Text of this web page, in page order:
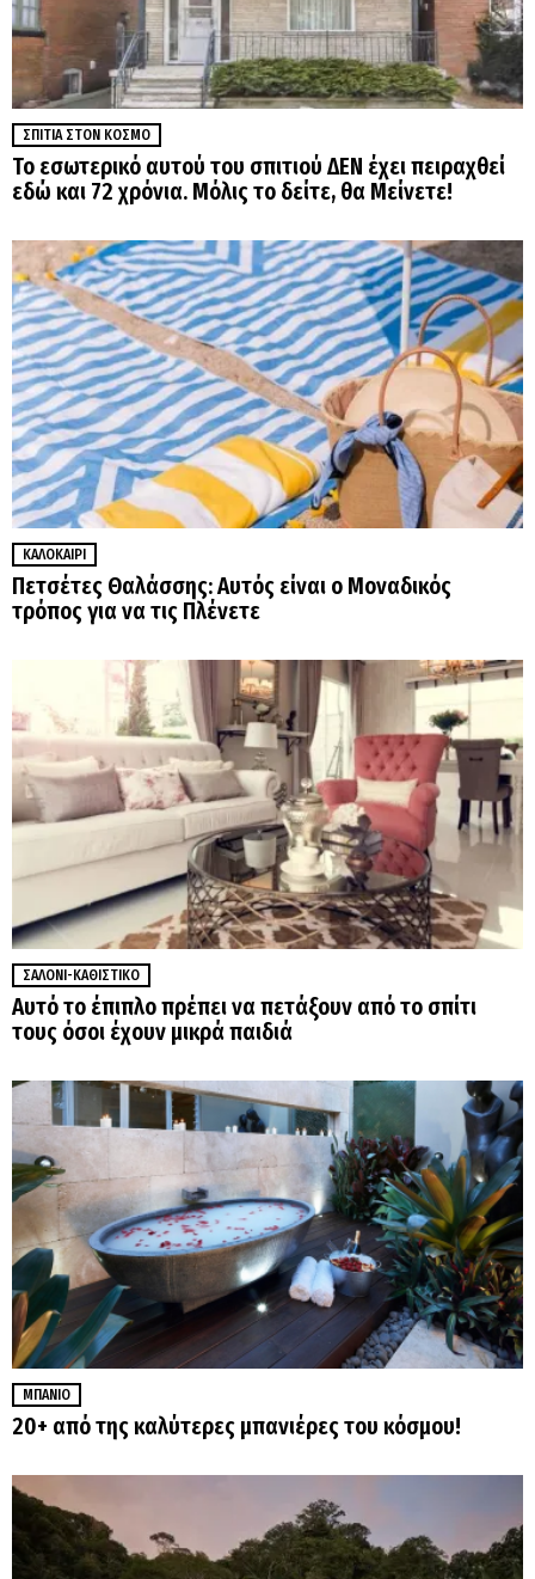
ΣΠΊΤΙΑ ΣΤΟΝ ΚΌΣΜΟ
Το εσωτερικό αυτού του σπιτιού ΔΕΝ έχει πειραχθεί
εδώ και 72 χρόνια. Μόλις το δείτε, θα Μείνετε!
ΚΑΛΟΚΑΊΡΙ
Πετσέτες Θαλάσσης: Αυτός είναι ο Μοναδικός
τρόπος για να τις Πλένετε
ΣΑΛΌΝΙ-ΚΑΘΙΣΤΙΚΌ
Αυτό το έπιπλο πρέπει να πετάξουν από το σπίτι
τους όσοι έχουν μικρά παιδιά
ΜΠΆΝΙΟ
20+ από της καλύτερες μπανιέρες του κόσμου!